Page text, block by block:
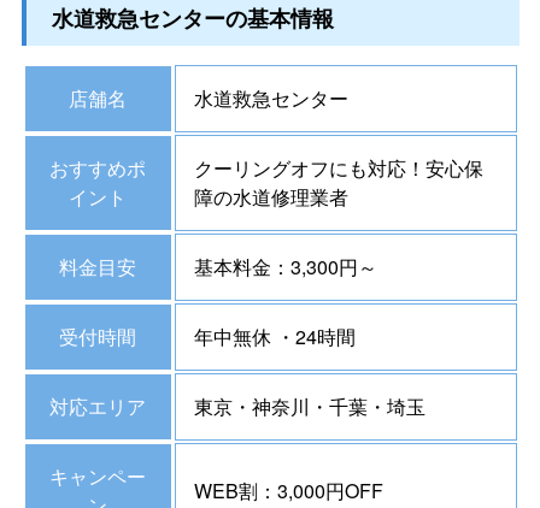
水道救急センターの基本情報
店舗名 水道救急センター
おすすめポ
イント
クーリングオフにも対応！安心保
障の水道修理業者
料金目安 基本料金：3,300円～
受付時間 年中無休 ・24時間
対応エリア 東京・神奈川・千葉・埼玉
キャンペー
WEB割：3,000円OFF